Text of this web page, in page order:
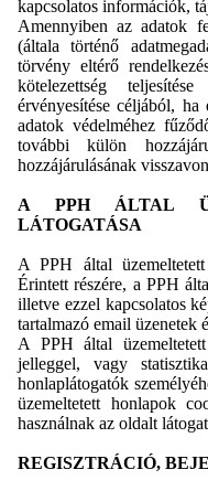
kapcsolatos információk,
Amennyiben az adatok
(általa történő
törvény eltérő
kötelezettség
érvényesítése céljából, ha
adatok védelméhez
további külön
hozzájárulásának
A PPH ÁLTAL
LÁTOGATÁSA
A PPH által
Érintett részére, a PPH
illetve ezzel kapcsolatos
tartalmazó email üzenetek
A PPH által
jelleggel, vagy
honlaplátogatók
üzemeltetett honlapok
használnak az oldalt
REGISZTRÁCIÓ,